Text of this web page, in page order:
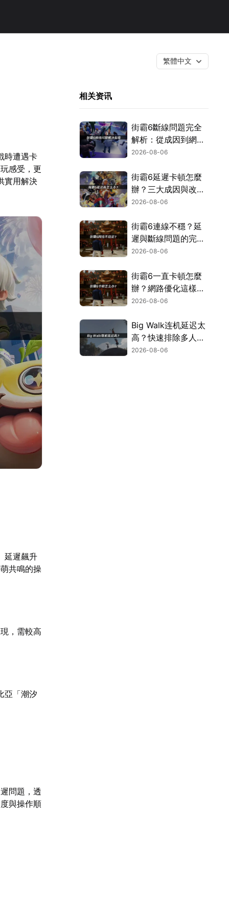
繁體中文
時遭遇卡
感受，更
實用解決
延遲飆升
共鳴的操
，需較高
亞「潮汐
問題，透
與操作順
相关资讯
街霸6斷線問題完全
解析：從成因到網路
優化的實用攻略！
2026-08-06
街霸6延遲卡頓怎麼
辦？三大成因與改善
對策！
2026-08-06
街霸6連線不穩？延
遲與斷線問題的完整
解決指南！
2026-08-06
街霸6一直卡頓怎麼
辦？網路優化這樣解
決！
2026-08-06
Big Walk连机延迟太
高？快速排除多人游
玩卡顿困扰！
2026-08-06